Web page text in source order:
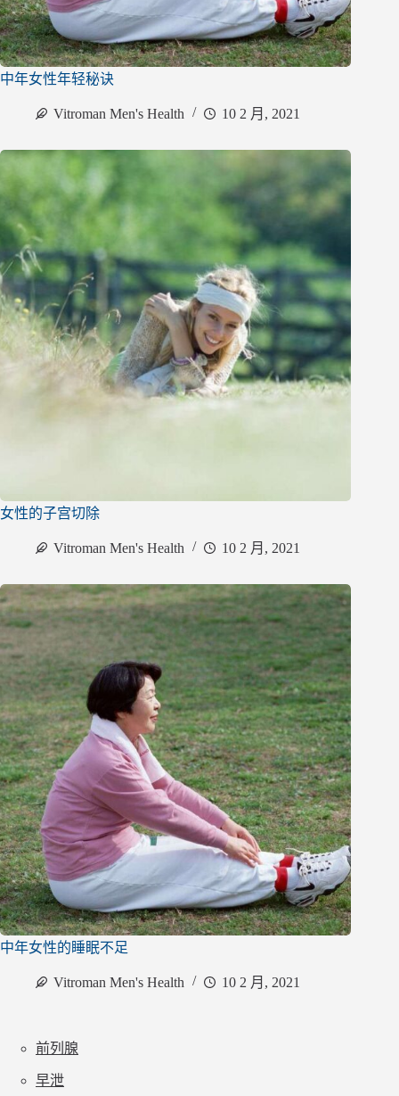
中年女性年轻秘诀
Vitroman Men's Health 10 2 月, 2021
女性的子宫切除
Vitroman Men's Health 10 2 月, 2021
中年女性的睡眠不足
Vitroman Men's Health 10 2 月, 2021
前列腺
早泄